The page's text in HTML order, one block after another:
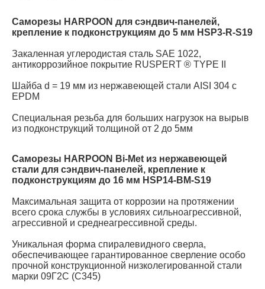
Саморезы HARPOON для сэндвич-панелей,
крепление к подконструкциям до 5 мм HSP3-R-S19
Закаленная углеродистая сталь SAE 1022,
антикоррозийное покрытие RUSPERT ® TYPE II
Шайба d = 19 мм из нержавеющей стали AISI 304 с
EPDM
Специальная резьба для больших нагрузок на вырыв
из подконструкций толщиной от 2 до 5мм
Саморезы HARPOON Bi-Met из нержавеющей
стали для сэндвич-панелей, крепление к
подконструкциям до 16 мм HSP14-BM-S19
Максимальная защита от коррозии на протяжении
всего срока службы в условиях сильноагрессивной,
агрессивной и среднеагрессивной среды.
Уникальная форма спиралевидного сверла,
обеспечивающее гарантированное сверление особо
прочной конструкционной низколегированной стали
марки 09Г2С (C345)